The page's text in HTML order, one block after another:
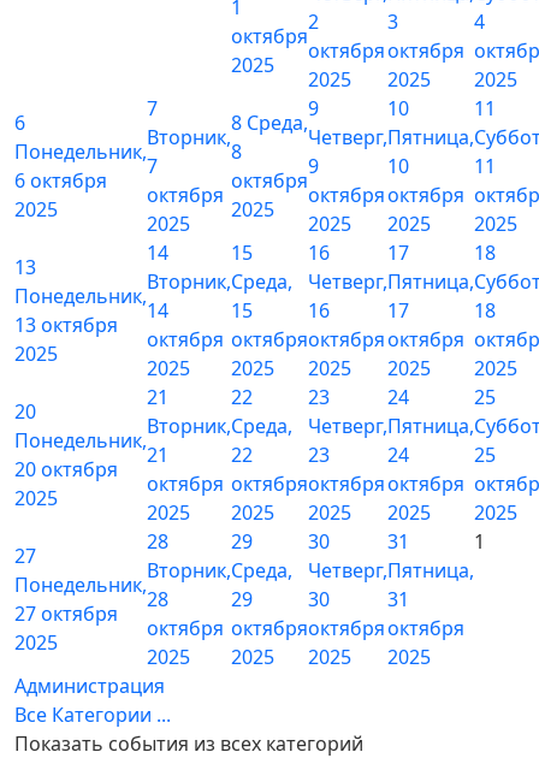
1
октября
2025
2
октября
2025
3
октября
2025
4
2025
6
Понедельник,
6 октября
2025
7
Вторник,
7
октября
2025
8 Среда,
8
октября
2025
9
Четверг,
9
октября
2025
10
Пятница,
10
октября
2025
11
11
2025
13
Понедельник,
13 октября
2025
14
Вторник,
14
октября
2025
15
Среда,
15
октября
2025
16
Четверг,
16
октября
2025
17
Пятница,
17
октября
2025
18
18
2025
20
Понедельник,
20 октября
2025
21
Вторник,
21
октября
2025
22
Среда,
22
октября
2025
23
Четверг,
23
октября
2025
24
Пятница,
24
октября
2025
25
25
2025
27
Понедельник,
27 октября
2025
28
Вторник,
28
октября
2025
29
Среда,
29
октября
2025
30
Четверг,
30
октября
2025
31
Пятница,
31
октября
2025
1
Администрация
Все Категории ...
Показать события из всех категорий